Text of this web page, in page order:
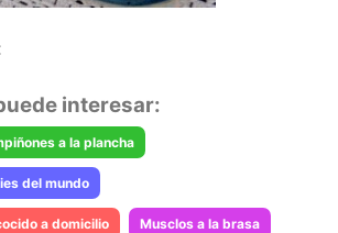
interesar:
a la plancha
del mundo
a domicilio Musclos a la brasa